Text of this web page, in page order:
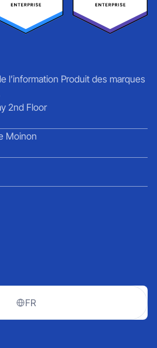
l’information Produit des marques
2nd Floor
Moinon
FR